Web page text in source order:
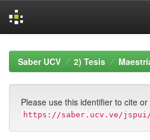
navigationSaber UCV 2) Tesis
Please use this identifier to cite
https://saber.ucv.ve/jspui/